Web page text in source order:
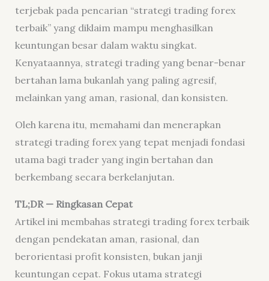
terjebak pada pencarian “strategi trading forex
terbaik” yang diklaim mampu menghasilkan
keuntungan besar dalam waktu singkat.
Kenyataannya, strategi trading yang benar-benar
bertahan lama bukanlah yang paling agresif,
melainkan yang aman, rasional, dan konsisten.
Oleh karena itu, memahami dan menerapkan
strategi trading forex yang tepat menjadi fondasi
utama bagi trader yang ingin bertahan dan
berkembang secara berkelanjutan.
TL;DR — Ringkasan Cepat
Artikel ini membahas strategi trading forex terbaik
dengan pendekatan aman, rasional, dan
berorientasi profit konsisten, bukan janji
keuntungan cepat. Fokus utama strategi